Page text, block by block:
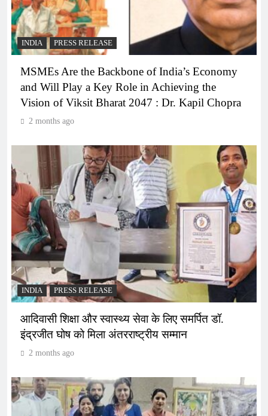
INDIA PRESS RELEASE
MSMEs Are the Backbone of India’s Economy
and Will Play a Key Role in Achieving the
Vision of Viksit Bharat 2047 : Dr. Kapil Chopra
2 months ago
INDIA PRESS RELEASE
आदिवासी शिक्षा और स्वास्थ्य सेवा के लिए समर्पित डॉ.
इंद्रजीत घोष को मिला अंतरराष्ट्रीय सम्मान
2 months ago